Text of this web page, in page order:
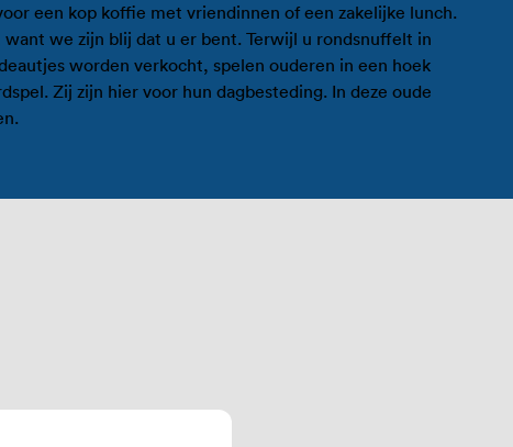
een kop koffie met vriendinnen of een zakelijke lunch.
we zijn blij dat u er bent. Terwijl u rondsnuffelt in
worden verkocht, spelen ouderen in een hoek
Zij zijn hier voor hun dagbesteding. In deze oude